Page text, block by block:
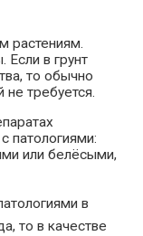
растениям.
в грунт
то обычно
требуется.
патологиями:
или белёсыми,
в
то в качестве